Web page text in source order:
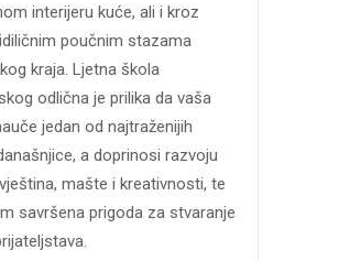
interijeru kuće, ali i kroz
poučnim stazama
kraja. Ljetna škola
odlična je prilika da vaša
jedan od najtraženijih
a doprinosi razvoju
mašte i kreativnosti, te
savršena prigoda za stvaranje